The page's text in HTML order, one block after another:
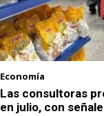
Economía
Las consultoras
en julio, con